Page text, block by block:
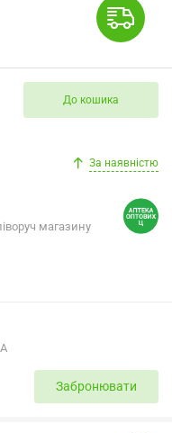
До кошика
За наявністю
магазину
Забронювати